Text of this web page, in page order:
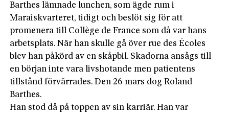
Barthes lämnade lunchen, som ägde rum i
Maraiskvarteret, tidigt och beslöt sig för att
promenera till Collège de France som då var hans
arbetsplats. När han skulle gå över rue des Écoles
blev han påkörd av en skåpbil. Skadorna ansågs till
en början inte vara livshotande men patientens
tillstånd förvärrades. Den 26 mars dog Roland
Barthes.
Han stod då på toppen av sin karriär. Han var